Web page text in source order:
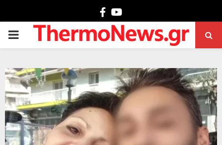
Facebook
PRIMARY